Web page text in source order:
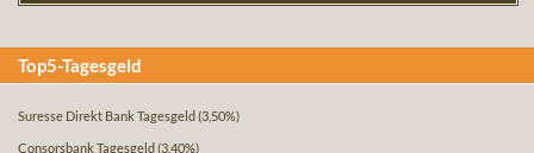
Top5-Tagesgeld
Suresse Direkt Bank Tagesgeld (3,50%)
Consorsbank Tagesgeld (3,40%)